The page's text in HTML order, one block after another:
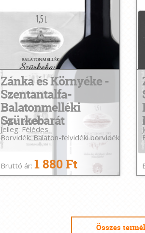
Zánka és Környéke -
Szentantalfa-
Balatonmelléki
Szürkebarát
Fajta: Fehér
Jelleg: Félédes
Borvidék: Balaton-felvidéki borvidék
Bruttó ár: 1 880 Ft
Összes